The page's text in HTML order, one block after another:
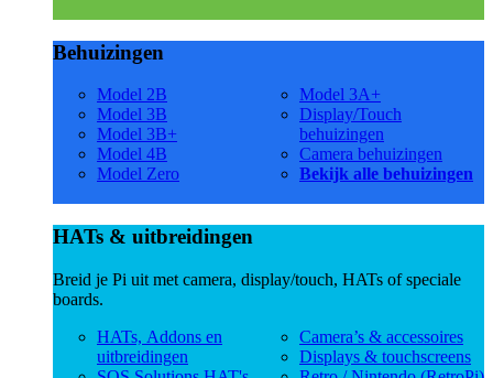
Behuizingen
Model 2B
Model 3B
Model 3B+
Model 4B
Model Zero
Model 3A+
Display/Touch
behuizingen
Camera behuizingen
Bekijk alle behuizingen
HATs & uitbreidingen
Breid je Pi uit met camera, display/touch, HATs of speciale
boards.
HATs, Addons en
uitbreidingen
Camera’s & accessoires
Displays & touchscreens